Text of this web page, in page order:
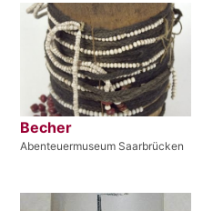
Becher
Abenteuermuseum Saarbrücken